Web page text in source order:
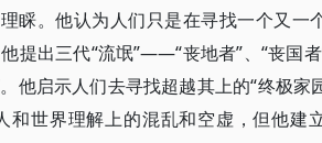
睬。他认为人们只是在寻找一个又一
提出三代“流氓”——“丧地者”、“丧国者
他启示人们去寻找超越其上的“终极家
世界理解上的混乱和空虚，但他建